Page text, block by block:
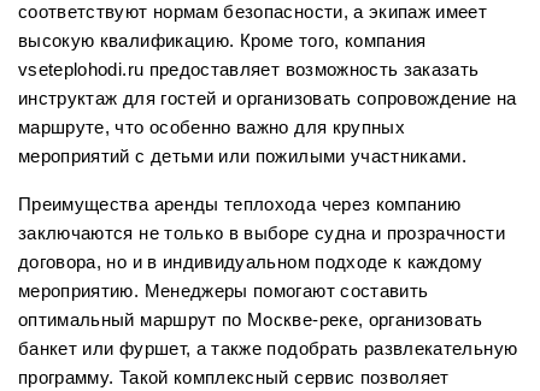
соответствуют нормам безопасности, а экипаж имеет
высокую квалификацию. Кроме того, компания
vseteplohodi.ru предоставляет возможность заказать
инструктаж для гостей и организовать сопровождение на
маршруте, что особенно важно для крупных
мероприятий с детьми или пожилыми участниками.
Преимущества аренды теплохода через компанию
заключаются не только в выборе судна и прозрачности
договора, но и в индивидуальном подходе к каждому
мероприятию. Менеджеры помогают составить
оптимальный маршрут по Москве-реке, организовать
банкет или фуршет, а также подобрать развлекательную
программу. Такой комплексный сервис позволяет